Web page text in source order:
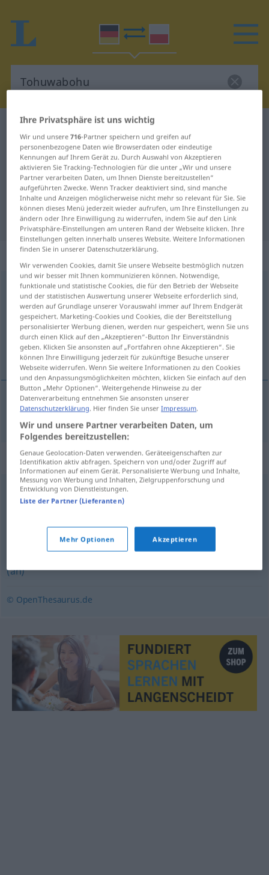
Deutsch-Polnisch Wörterbuch
Deutsch-Polnisch Übersetzung für
"Tohuwabohu"
"Tohuwabohu" Polnisch
Übersetzung
„Tohuwabohu“: Neutrum, sächlich
Tohuwabohun <-[s];-s> UMG
Übersicht aller Übersetzungen
(Für mehr Details die Übersetzung anklicken/antippen)
bałagan
bałagan Tohuwabohu
Synonyme für "Tohuwabohu"
(wilde) Mischung,Chaos,Dschungel (fig.)
regelloses / wildes) Durcheinander,Unordnung
Kuddelmuddel (ugs.),Gemisch,Salat (ugs.),(ein) Mix
(an)
© OpenThesaurus.de
Ihre Privatsphäre ist uns wichtig
Wir und unsere716-Partner speichern und greifen auf
personenbezogene Daten wie Browserdaten oder eindeutige
Kennungen auf Ihrem Gerät zu. Durch Auswahl von Akzeptieren
aktivieren Sie Tracking-Technologien für die unter „Wir und unsere
Partner verarbeiten Daten, um Ihnen Dienste bereitzustellen“
aufgeführten Zwecke. Wenn Tracker deaktiviert sind, sind manche
Inhalte und Anzeigen möglicherweise nicht mehr so relevant für Sie. Sie
können dieses Menü jederzeit wieder aufrufen, um Ihre Einstellungen zu
ändern oder Ihre Einwilligung zu widerrufen, indem Sie auf den Link
Privatsphäre-Einstellungen am unteren Rand der Webseite klicken. Ihre
Einstellungen gelten innerhalb unseres Website. Weitere Informationen
finden Sie in unserer Datenschutzerklärung.
Wir verwenden Cookies, damit Sie unsere Webseite bestmöglich nutzen
und wir besser mit Ihnen kommunizieren können. Notwendige,
funktionale und statistische Cookies, die für den Betrieb der Webseite
und der statistischen Auswertung unserer Webseite erforderlich sind,
werden auf Grundlage unserer Vorauswahl immer auf Ihrem Endgerät
gespeichert. Marketing-Cookies und Cookies, die der Bereitstellung
personalisierter Werbung dienen, werden nur gespeichert, wenn Sie uns
durch einen Klick auf den „Akzeptieren“-Button Ihr Einverständnis
geben. Klicken Sie ansonsten auf „Fortfahren ohne Akzeptieren“. Sie
können Ihre Einwilligung jederzeit für zukünftige Besuche unserer
Webseite widerrufen. Wenn Sie weitere Informationen zu den Cookies
und den Anpassungsmöglichkeiten möchten, klicken Sie einfach auf den
Button „Mehr Optionen“. Weitergehende Hinweise zu der
Datenverarbeitung entnehmen Sie ansonsten unserer
Datenschutzerklärung. Hier finden Sie unserImpressum.
Wir und unsere Partner verarbeiten Daten, um
Folgendes bereitzustellen:
Genaue Geolocation-Daten verwenden. Geräteeigenschaften zur
Identifikation aktiv abfragen. Speichern von und/oder Zugriff auf
Informationen auf einem Gerät. Personalisierte Werbung und Inhalte,
Messung von Werbung und Inhalten, Zielgruppenforschung und
Entwicklung von Dienstleistungen.
Liste der Partner (Lieferanten)
Mehr Optionen Akzeptieren